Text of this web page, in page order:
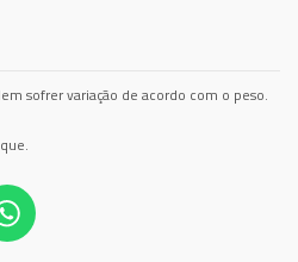
sofrer variação de acordo com o peso.